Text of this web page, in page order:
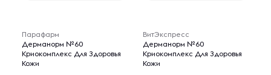
Парафарм
Дерманорм №60
Криокомплекс Для Здоровья
Кожи
ВитЭкспресс
Дерманорм №60
Криокомплекс Для Здоровья
Кожи